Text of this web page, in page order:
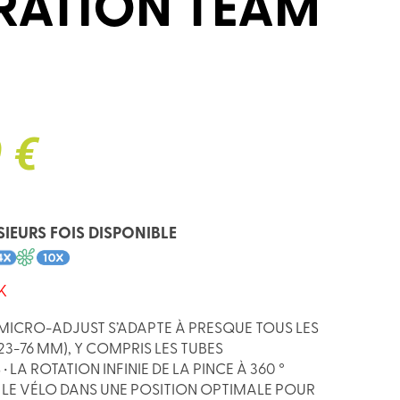
TEAM
€
FOIS DISPONIBLE
ADJUST S’ADAPTE À PRESQUE TOUS LES
76 MM), Y COMPRIS LES TUBES
LA ROTATION INFINIE DE LA PINCE À 360 °
VÉLO DANS UNE POSITION OPTIMALE POUR